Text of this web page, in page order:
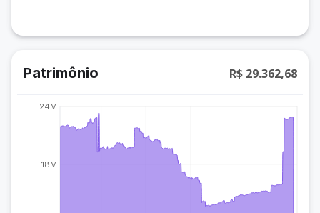
Patrimônio R$ 29.362,68
18M
24M